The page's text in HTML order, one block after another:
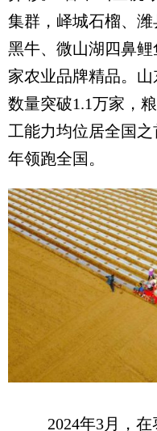
集群，峄城石榴、
黑牛、微山湖四鼻
家农业品牌精品。
数量突破1.1万家，
工能力均位居全国
年领跑全国。
2024年3月，